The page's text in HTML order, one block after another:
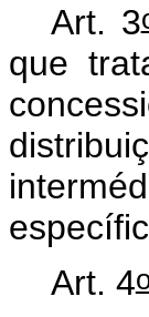
Art. 3
que
Art. 4